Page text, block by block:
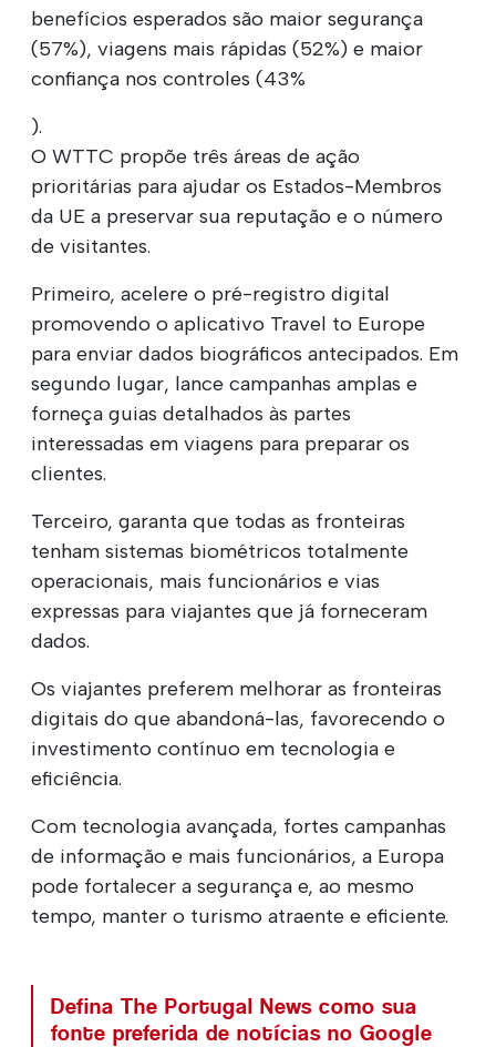
benefícios esperados são maior segurança
(57%), viagens mais rápidas (52%) e maior
confiança nos controles (43%
).
O WTTC propõe três áreas de ação
prioritárias para ajudar os Estados-Membros
da UE a preservar sua reputação e o número
de visitantes.
Primeiro, acelere o pré-registro digital
promovendo o aplicativo Travel to Europe
para enviar dados biográficos antecipados. Em
segundo lugar, lance campanhas amplas e
forneça guias detalhados às partes
interessadas em viagens para preparar os
clientes.
Terceiro, garanta que todas as fronteiras
tenham sistemas biométricos totalmente
operacionais, mais funcionários e vias
expressas para viajantes que já forneceram
dados.
Os viajantes preferem melhorar as fronteiras
digitais do que abandoná-las, favorecendo o
investimento contínuo em tecnologia e
eficiência.
Com tecnologia avançada, fortes campanhas
de informação e mais funcionários, a Europa
pode fortalecer a segurança e, ao mesmo
tempo, manter o turismo atraente e eficiente.
Defina The Portugal News como sua
fonte preferida de notícias no Google